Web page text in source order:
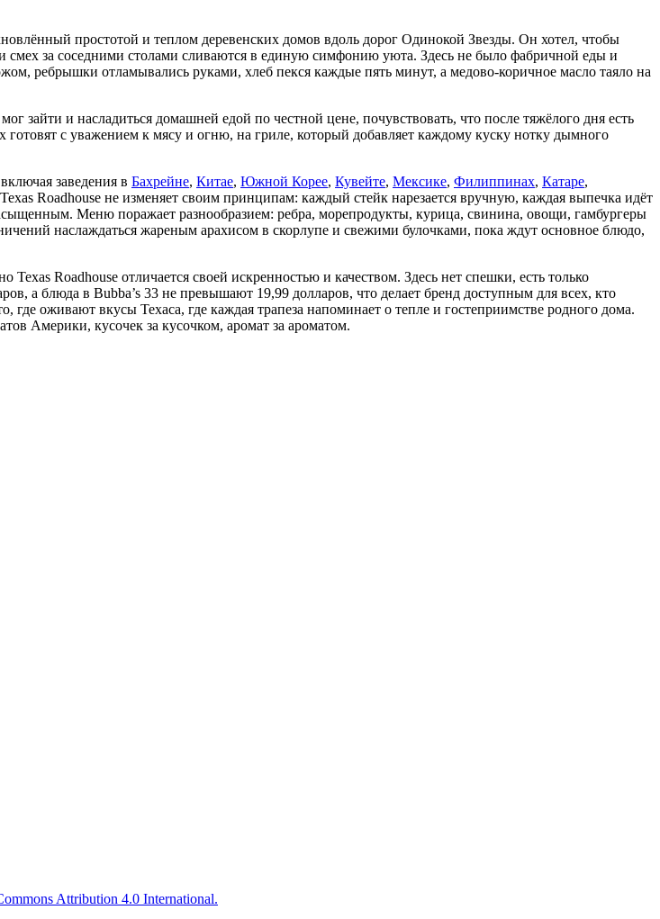
простотой и теплом деревенских домов вдоль дорог Одинокой Звезды. Он хотел, чтобы
смех за соседними столами сливаются в единую симфонию уюта. Здесь не было фабричной еды и
ребрышки отламывались руками, хлеб пекся каждые пять минут, а медово-коричное масло таяло на
зайти и насладиться домашней едой по честной цене, почувствовать, что после тяжёлого дня есть
с уважением к мясу и огню, на гриле, который добавляет каждому куску нотку дымного
заведения в Бахрейне, Китае, Южной Корее, Кувейте, Мексике, Филиппинах, Катаре,
Roadhouse не изменяет своим принципам: каждый стейк нарезается вручную, каждая выпечка идёт
Меню поражает разнообразием: ребра, морепродукты, курица, свинина, овощи, гамбургеры
наслаждаться жареным арахисом в скорлупе и свежими булочками, пока ждут основное блюдо,
Roadhouse отличается своей искренностью и качеством. Здесь нет спешки, есть только
а блюда в Bubba’s 33 не превышают 19,99 долларов, что делает бренд доступным для всех, кто
оживают вкусы Техаса, где каждая трапеза напоминает о тепле и гостеприимстве родного дома.
Америки, кусочек за кусочком, аромат за ароматом.
Attribution 4.0 International.